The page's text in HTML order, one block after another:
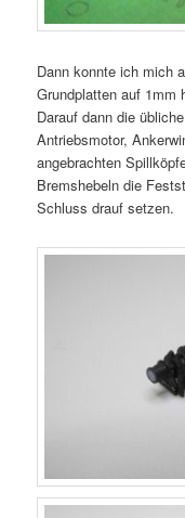
Dann konnte ich mich
Grundplatten auf 1mm
Darauf dann die
Antriebsmotor,
angebrachten
Bremshebeln die
Schluss drauf setzen.